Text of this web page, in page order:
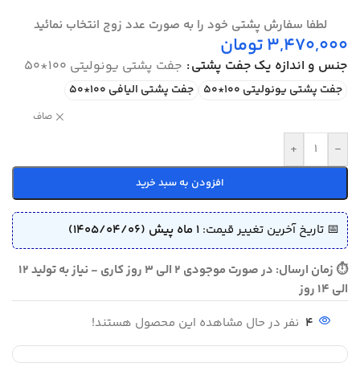
لطفا سفارش پشتی خود را به صورت عدد زوج انتخاب نمائید
3,470,000تومان
جنس و اندازه یک جفت پشتی جفت پشتی یونولیتی 100*50
جفت پشتی یونولیتی 100*50 جفت پشتی الیافی 100*50
صاف
-
+
افزودن به سبد خرید
📅 تاریخ آخرین تغییر قیمت: 1 ماه پیش (1405/04/06)
⏱ زمان ارسال: در صورت موجودی 2 الی 3 روز کاری - نیاز به تولید 12
الی 14 روز
4 نفر در حال مشاهده این محصول هستند!